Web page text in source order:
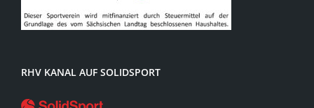
RHV KANAL AUF SOLIDSPORT